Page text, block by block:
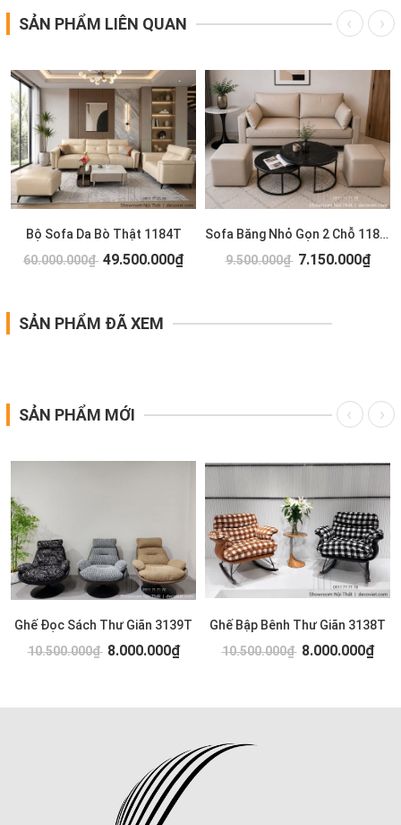
SẢN PHẨM LIÊN QUAN
Bộ Sofa Da Bò Thật 1184T
60.000.000₫ 49.500.000₫
Sofa Băng Nhỏ Gọn 2 Chỗ 1183T
9.500.000₫ 7.150.000₫
SẢN PHẨM ĐÃ XEM
SẢN PHẨM MỚI
Ghế Đọc Sách Thư Giãn 3139T
10.500.000₫ 8.000.000₫
Ghế Bập Bênh Thư Giãn 3138T
10.500.000₫ 8.000.000₫